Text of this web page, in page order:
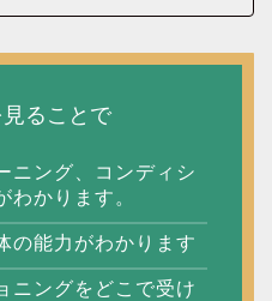
ることで
ニング、コンディシ
わかります。
の能力がわかります
ニングをどこで受け